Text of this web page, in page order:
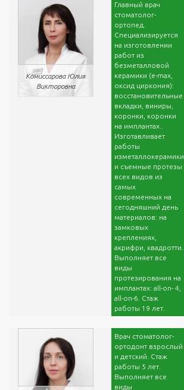
Комиссарова Юлия
Викторовна
Главный врач
стоматолог-
ортопед.
Специализируется
на изготовлении
работ из
безметалловой
керамики (e-max,
оксид циркония):
восстановительные
вкладки, виниры,
коронки, коронки
на имплантах..
Изготавливает
работы
изметаллокерамики
и съемные протезы
всех видов из
самых
современных на
сегодняшний день
материалов: на
замковых
креплениях,
акрифри, квадротти.
Выполняет все
виды
протезирования на
имплантах: all-оn- 4,
all-on-6. Стаж
работы 19 лет.
Врач стоматолог-
ортодонт взрослый
и детский. Стаж
работы 5 лет.
Выполняет все
виды